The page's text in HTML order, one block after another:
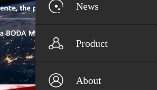
News
Product
About